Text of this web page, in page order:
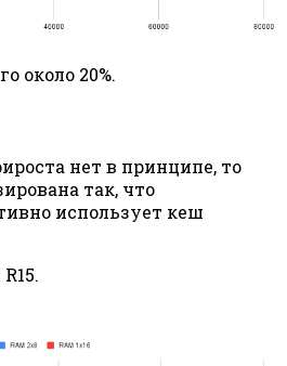
около 20%.
нет в принципе, то
так, что
использует кеш